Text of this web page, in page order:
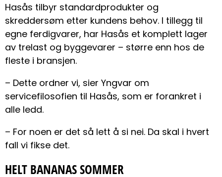
Hasås tilbyr standardprodukter og
skreddersøm etter kundens behov. I tillegg til
egne ferdigvarer, har Hasås et komplett lager
av trelast og byggevarer – større enn hos de
fleste i bransjen.
– Dette ordner vi, sier Yngvar om
servicefilosofien til Hasås, som er forankret i
alle ledd.
– For noen er det så lett å si nei. Da skal i hvert
fall vi fikse det.
HELT BANANASSOMMER